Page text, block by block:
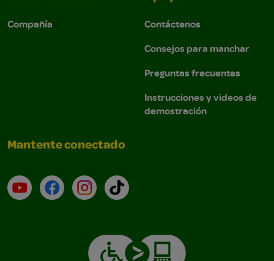
Compañía
Contáctenos
Consejos para manchar
Preguntas frecuentes
Instrucciones y videos de
demostración
Mantente conectado
YouTube (en inglés)
Facebook (en inglés)
Instagram (en inglés)
TikTok